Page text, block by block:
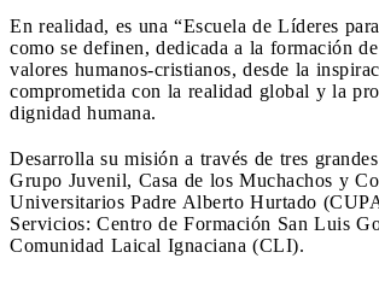
En realidad, es una “Escuela de Líderes
como se definen, dedicada a la formación
valores humanos-cristianos, desde la
comprometida con la realidad global y la
dignidad humana.
Desarrolla su misión a través de tres
Grupo Juvenil, Casa de los Muchachos y
Universitarios Padre Alberto Hurtado
Servicios: Centro de Formación San Luis
Comunidad Laical Ignaciana (CLI).